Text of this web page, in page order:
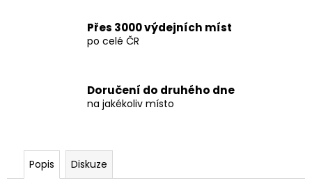
Přes 3000 výdejních míst
po celé ČR
Doručení do druhého dne
na jakékoliv místo
Popis Diskuze